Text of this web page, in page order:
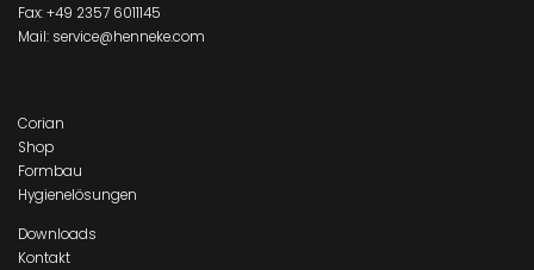
Fax: +49 2357 6011145
Mail: service@henneke.com
Corian
Shop
Formbau
Hygienelösungen
Downloads
Kontakt